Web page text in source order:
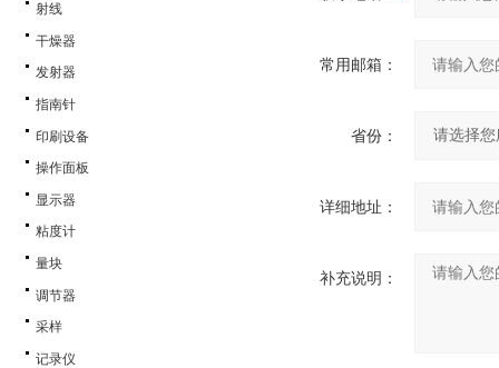
射线
干燥器
发射器
指南针
印刷设备
操作面板
显示器
粘度计
量块
调节器
采样
记录仪
常用邮箱：
省份：
详细地址：
补充说明：